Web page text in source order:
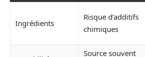
Ingrédients
Risque d’additifs
chimiques
Source souvent